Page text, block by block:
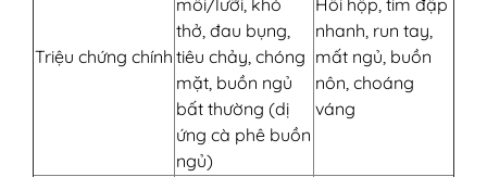
Triệu chứng chính
thở, đau bụng,
tiêu chảy, chóng
mặt, buồn ngủ
bất thường (dị
ứng cà phê buồn
ngủ)
nhanh, run tay,
mất ngủ, buồn
nôn, choáng
váng